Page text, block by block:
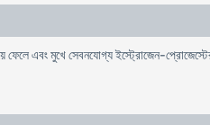
ফেলে এবং মুখে সেবনযোগ্য ইস্ট্রোজেন-